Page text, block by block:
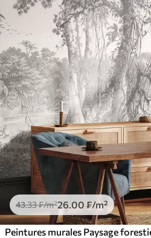
43.33₣/m²26.00 ₣/m²